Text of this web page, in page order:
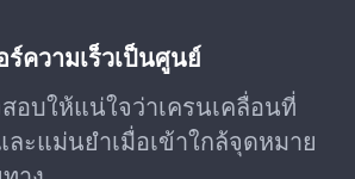
ร์ความเร็วเป็นศูนย์
อบให้แน่ใจว่าเครนเคลื่อนที่
ละแม่นยำเมื่อเข้าใกล้จุดหมาย